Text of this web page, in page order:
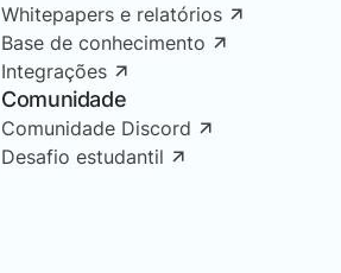
Whitepapers e relatórios
Base de conhecimento
Integrações
Comunidade
Comunidade Discord
Desafio estudantil